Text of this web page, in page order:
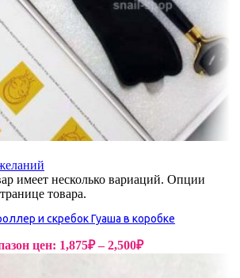
имеет несколько вариаций. Опции
товара.
и скребок Гуаша в коробке
цен: 1,875₽ – 2,500₽